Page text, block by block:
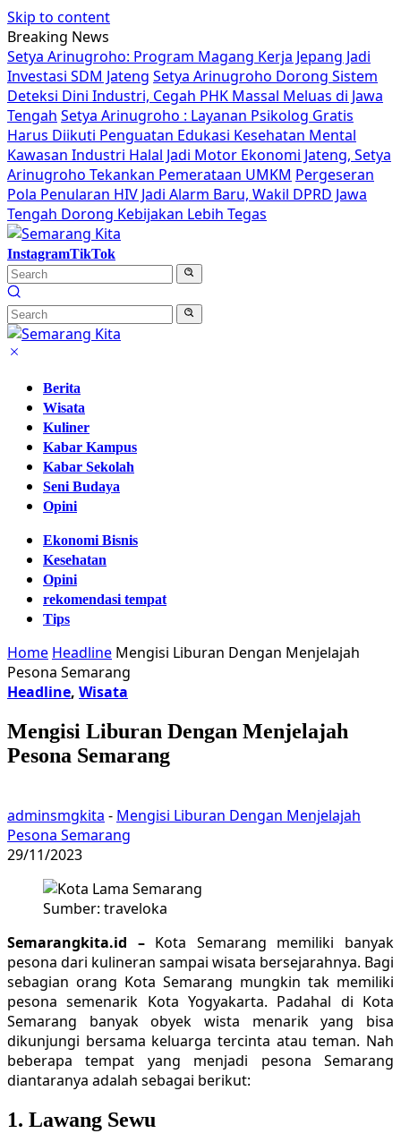
Skip to content
Breaking News
Setya Arinugroho: Program Magang Kerja Jepang Jadi
Investasi SDM Jateng Setya Arinugroho Dorong Sistem
Deteksi Dini Industri, Cegah PHK Massal Meluas di Jawa
Tengah Setya Arinugroho : Layanan Psikolog Gratis
Harus Diikuti Penguatan Edukasi Kesehatan Mental
Kawasan Industri Halal Jadi Motor Ekonomi Jateng, Setya
Arinugroho Tekankan Pemerataan UMKM Pergeseran
Pola Penularan HIV Jadi Alarm Baru, Wakil DPRD Jawa
Tengah Dorong Kebijakan Lebih Tegas
InstagramTikTok
Berita
Wisata
Kuliner
Kabar Kampus
Kabar Sekolah
Seni Budaya
Opini
Ekonomi Bisnis
Kesehatan
Opini
rekomendasi tempat
Tips
Home Headline Mengisi Liburan Dengan Menjelajah
Pesona Semarang
Headline, Wisata
Mengisi Liburan Dengan Menjelajah
Pesona Semarang
adminsmgkita - Mengisi Liburan Dengan Menjelajah
Pesona Semarang
29/11/2023
Sumber: traveloka
Semarangkita.id – Kota Semarang memiliki banyak
pesona dari kulineran sampai wisata bersejarahnya. Bagi
sebagian orang Kota Semarang mungkin tak memiliki
pesona semenarik Kota Yogyakarta. Padahal di Kota
Semarang banyak obyek wista menarik yang bisa
dikunjungi bersama keluarga tercinta atau teman. Nah
beberapa tempat yang menjadi pesona Semarang
diantaranya adalah sebagai berikut:
1. Lawang Sewu